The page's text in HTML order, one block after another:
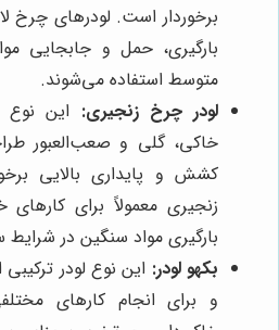
برخوردار است. لودرهای چرخ
بارگیری، حمل و جابجایی
متوسط استفاده می‌شوند.
لودر چرخ زنجیری: این نوع
خاکی، گلی و صعب‌العبور
کشش و پایداری بالایی
زنجیری معمولاً برای
بارگیری مواد سنگین در
بکهو لودر: این نوع لودر
و برای انجام کارهای